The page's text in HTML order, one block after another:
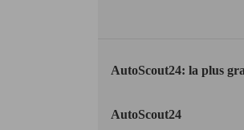
AutoScout24: la plus
AutoScout24